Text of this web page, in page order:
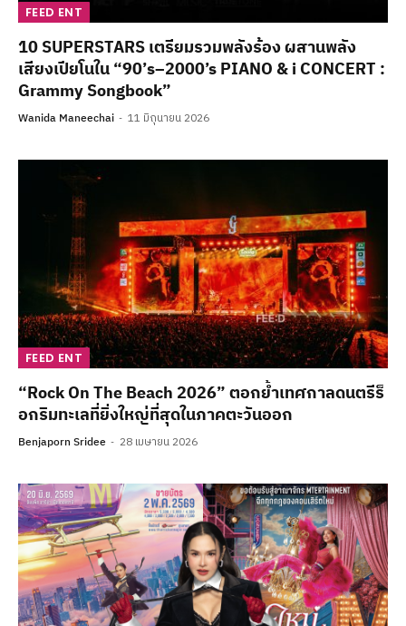
FEED ENT
10 SUPERSTARS เตรียมรวมพลังร้อง ผสานพลัง
เสียงเปียโนใน “90’s–2000’s PIANO & i CONCERT :
Grammy Songbook”
Wanida Maneechai 11 มิถุนายน 2026
FEED ENT
“Rock On The Beach 2026” ตอกย้ำเทศกาลดนตรีร็
อกริมทะเลที่ยิ่งใหญ่ที่สุดในภาคตะวันออก
Benjaporn Sridee 28 เมษายน 2026